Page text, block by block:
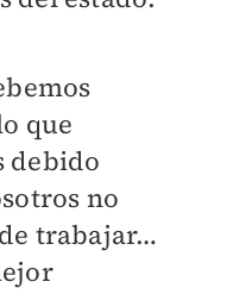
que
debido
no
trabajar…